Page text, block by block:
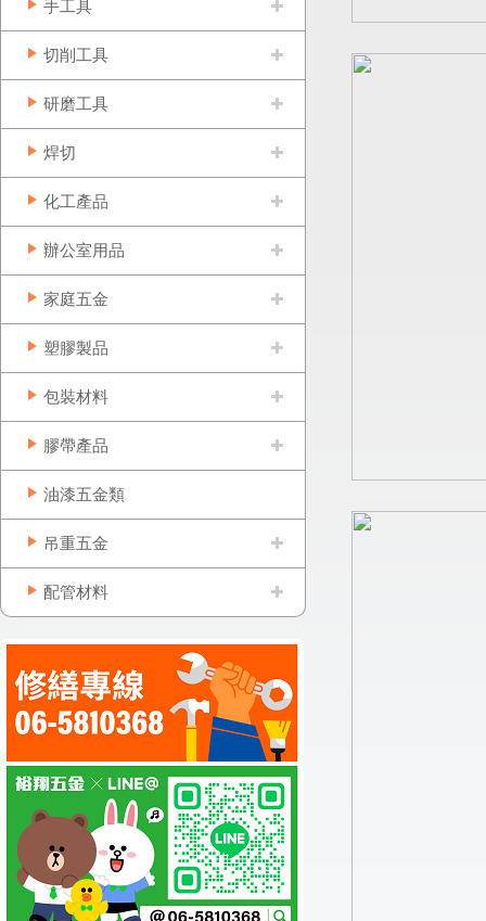
手工具
切削工具
研磨工具
焊切
化工產品
辦公室用品
家庭五金
塑膠製品
包裝材料
膠帶產品
油漆五金類
吊重五金
配管材料